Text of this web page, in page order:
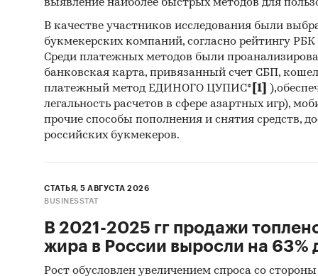
CHAIN
CO.,
TRADE
M&E
TOOLS
KING
В
ООО
выявление наиболее быстрых методов для
В качестве участников исследования были
букмекерских компаний, согласно рейтингу
Среди платежных методов были
банковская карта, привязанный счет СБП,
платежный метод ЕДИНОГО ЦУПИС* [1]
легальность расчетов в сфере азартных игр),
прочие способы пополнения и снятия средств,
российских букмекеров.
СТАТЬЯ, 5 АВГУСТА 2026
BUSINESSTAT
В 2021-2025 гг продажи
жира в России выросли на 63%
Рост обусловлен увеличением спроса со